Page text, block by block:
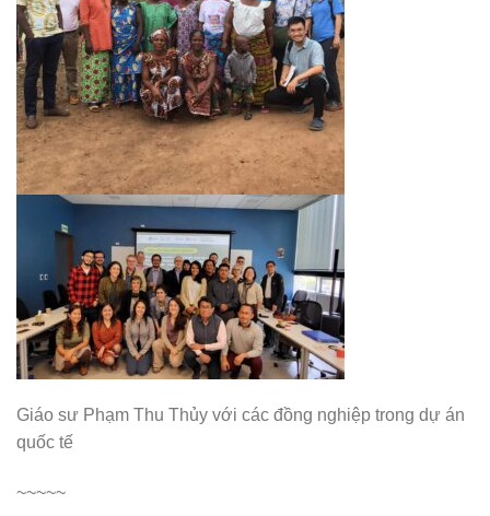
Giáo sư Phạm Thu Thủy với các đồng nghiệp trong dự án
quốc tế
~~~~~